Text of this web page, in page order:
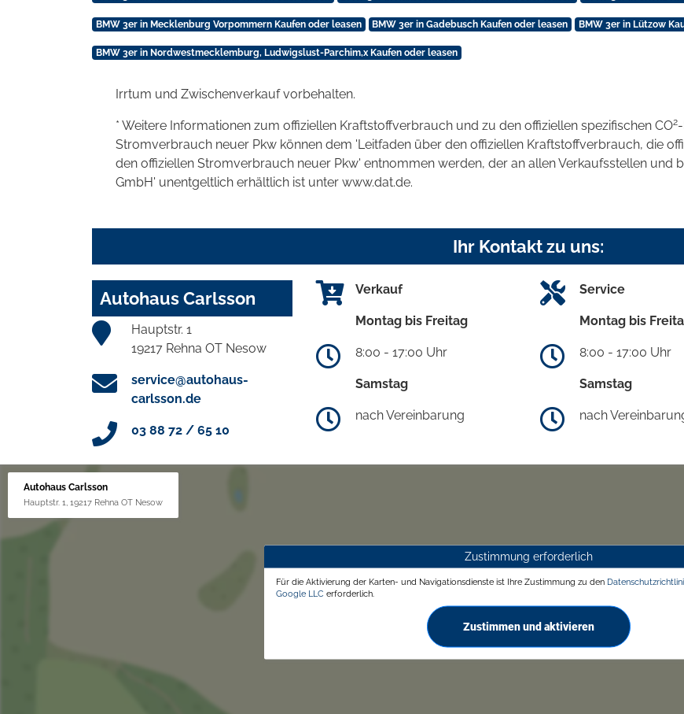
BMW 3er in Mecklenburg Vorpommern Kaufen oder leasen BMW 3er in Gadebusch Kaufen oder leasen BMW 3er in Lützow
BMW 3er in Nordwestmecklemburg, Ludwigslust-Parchim,x Kaufen oder leasen
Irrtum und Zwischenverkauf vorbehalten.
* Weitere Informationen zum offiziellen Kraftstoffverbrauch und zu den offiziellen spezifischen CO2
Stromverbrauch neuer Pkw können dem 'Leitfaden über den offiziellen Kraftstoffverbrauch, die
den offiziellen Stromverbrauch neuer Pkw' entnommen werden, der an allen Verkaufsstellen und
GmbH' unentgeltlich erhältlich ist unter www.dat.de.
Ihr Kontakt zu uns:
Autohaus Carlsson
Hauptstr. 1
19217 Rehna OT Nesow
service@autohaus-
carlsson.de
03 88 72 / 65 10
Verkauf
Montag bis Freitag
8:00 - 17:00 Uhr
Samstag
nach Vereinbarung
Service
Montag bis
8:00 - 17:00 Uhr
Samstag
nach
Autohaus Carlsson
Hauptstr. 1, 19217 Rehna OT Nesow
Zustimmung erforderlich
Für die Aktivierung der Karten- und Navigationsdienste ist Ihre Zustimmung zu den
Google LLC erforderlich.
Zustimmen und aktivieren